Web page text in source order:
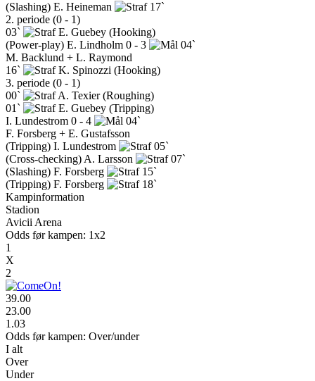
(Slashing) E. Heineman
17`
2. periode (0 - 1)
03`
E. Guebey (Hooking)
(Power-play) E. Lindholm 0 - 3
04`
M. Backlund + L. Raymond
16`
K. Spinozzi (Hooking)
3. periode (0 - 1)
00`
A. Texier(Roughing)
01`
E. Guebey (Tripping)
I. Lundestrom 0 - 4
04`
F. Forsberg + E. Gustafsson
(Tripping) I. Lundestrom
05`
(Cross-checking) A. Larsson
07`
(Slashing) F. Forsberg
15`
(Tripping) F. Forsberg
18`
Kampinformation
Stadion
Avicii Arena
Odds før kampen: 1x2
1
X
2
39.00
23.00
1.03
Odds før kampen: Over/under
I alt
Over
Under